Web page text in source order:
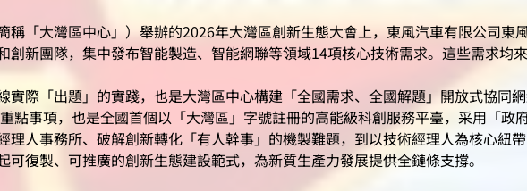
稱「大灣區中心」）舉辦的2026年大灣區創新生態大會上，東風汽車有限公司東
創新團隊，集中發布智能製造、智能網聯等領域14項核心技術需求。這些需求均
際「出題」的實踐，也是大灣區中心構建「全國需求、全國解題」開放式協同
點事項，也是全國首個以「大灣區」字號註冊的高能級科創服務平臺，采用「政
理人事務所、破解創新轉化「有人幹事」的機製難題，到以技術經理人為核心紐
復製、可推廣的創新生態建設範式，為新質生產力發展提供全鏈條支撐。